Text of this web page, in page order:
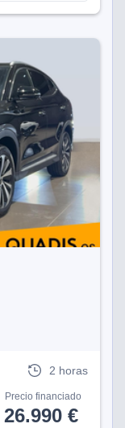
2 horas
Precio financiado
26.990 €